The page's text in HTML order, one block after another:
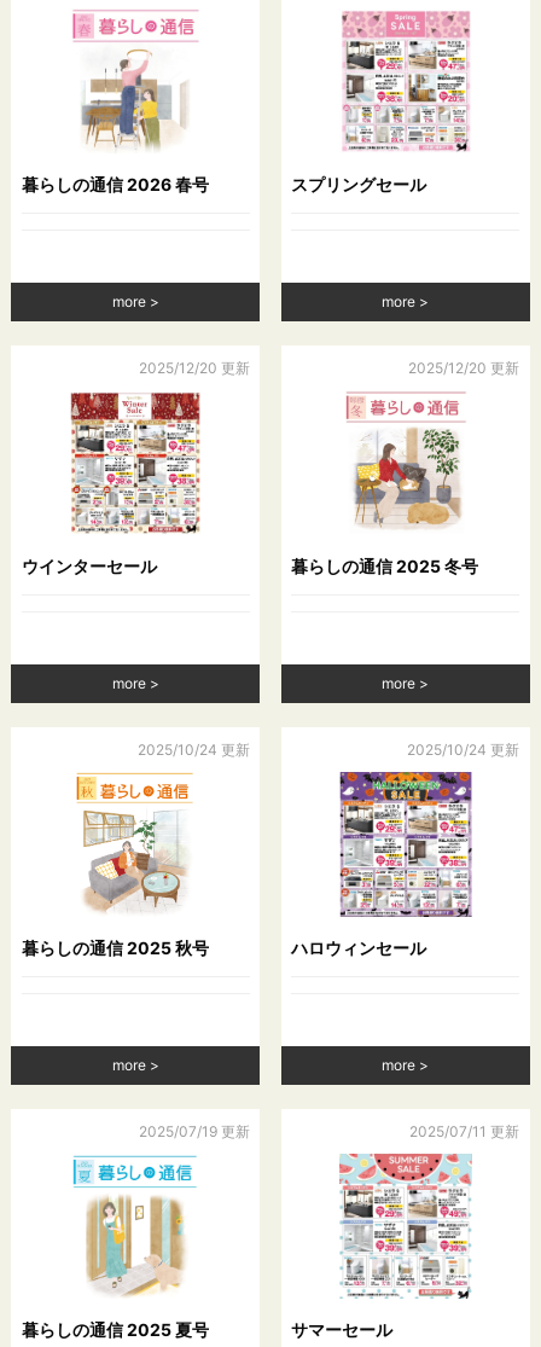
ザーの個人情報を含む取引記録や，決済に関する情報を当社の
提携先（情報提供元，広告主，広告配信先などを含みます。以
下，｢提携先｣といいます。）などから収集することがありま
当社は，ユーザーについて，利用したサービスやソフトウエ
ア，購入した商品，閲覧したページや広告の履歴，検索した検
索キーワード，利用日時，利用方法，利用環境（携帯端末を通
じてご利用の場合の当該端末の通信状態，利用に際しての各種
第３条（個人情報を収集・利用する目的）
当社が個人情報を収集・利用する目的は，以下のとおりです。
（1）ユーザーに自分の登録情報の閲覧や修正，利用状況の閲覧
を行っていただくために，氏名，住所，連絡先，支払方法など
の登録情報，利用されたサービスや購入された商品，およびそ
れらの代金などに関する情報を表示する目的
（2）ユーザーにお知らせや連絡をするためにメールアドレスを
したりするため，氏名や住所などの連絡先情報を利用する目的
目的
（4）ユーザーに代金を請求するために，購入された商品名や数
関する情報などを利用する目的
（5）ユーザーが簡便にデータを入力できるようにするために，
当社に登録されている情報を入力画面に表示させたり，ユーザ
ーのご指示に基づいて他のサービスなど（提携先が提供するも
のも含みます）に転送したりする目的
（6）代金の支払を遅滞したり第三者に損害を発生させたりする
など，本サービスの利用規約に違反したユーザーや，不正・不
りするために，利用態様，氏名や住所など個人を特定するため
てサービスを提供するにあたって必要となる情報や，ユーザー
のサービス利用状況，連絡先情報などを利用する目的
第４条（個人情報の第三者提供）
当社は，次に掲げる場合を除いて，あらかじめユーザーの同意
を得ることなく，第三者に個人情報を提供することはありませ
ん。ただし，個人情報保護法その他の法令で認められる場合を
除きます。
（2）人の生命，身体または財産の保護のために必要がある場合
暮らしの通信 2026 春号
more
スプリングセール
more
2025/12/20 更新
ウインターセール
more
2025/12/20 更新
暮らしの通信 2025 冬号
more
2025/10/24 更新
暮らしの通信 2025 秋号
more
2025/10/24 更新
ハロウィンセール
more
2025/07/19 更新
暮らしの通信 2025 夏号
2025/07/11 更新
サマーセール